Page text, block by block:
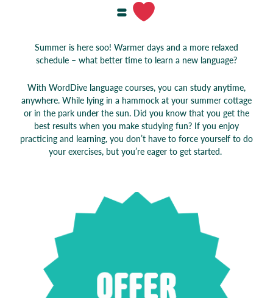
=
Summer is here soo! Warmer days and a more relaxed
schedule – what better time to learn a new language?
With WordDive language courses, you can study anytime,
anywhere. While lying in a hammock at your summer cottage
or in the park under the sun. Did you know that you get the
best results when you make studying fun? If you enjoy
practicing and learning, you don’t have to force yourself to do
your exercises, but you’re eager to get started.